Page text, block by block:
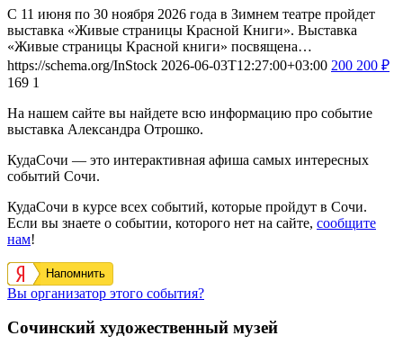
С 11 июня по 30 ноября 2026 года в Зимнем театре пройдет
выставка «Живые страницы Красной Книги». Выставка
«Живые страницы Красной книги» посвящена…
https://schema.org/InStock 2026-06-03T12:27:00+03:00 200 200 ₽
169 1
На нашем сайте вы найдете всю информацию про событие
выставка Александра Отрошко.
КудаСочи — это интерактивная афиша самых интересных
событий Сочи.
КудаСочи в курсе всех событий, которые пройдут в Сочи.
Если вы знаете о событии, которого нет на сайте, сообщите
нам!
Напомнить
Вы организатор этого события?
Сочинский художественный музей